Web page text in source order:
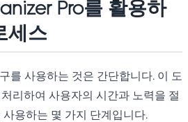
Pro를 활용하
세스
사용하는 것은 간단합니다. 이 도
리하여 사용자의 시간과 노력을 절
용하는 몇 가지 단계입니다.